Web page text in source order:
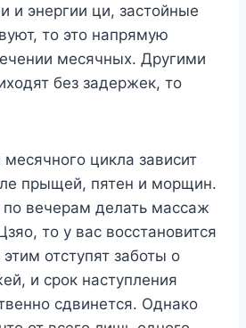
и энергии ци, застойные
то это напрямую
месячных. Другими
без задержек, то
месячного цикла зависит
прыщей, пятен и морщин.
вечерам делать массаж
то у вас восстановится
отступят заботы о
и срок наступления
сдвинется. Однако